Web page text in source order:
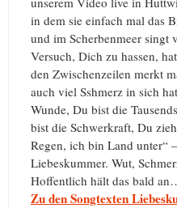
in dem sie einfach mal das
und im Scherbenmeer
Versuch, Dich zu hassen,
den Zwischenzeilen merkt
auch viel Sshmerz in sich
Wunde, Du bist die
bist die Schwerkraft, Du
Regen, ich bin Land unter“
Liebeskummer. Wut,
Hoffentlich hält das bald
Zu den Songtexten